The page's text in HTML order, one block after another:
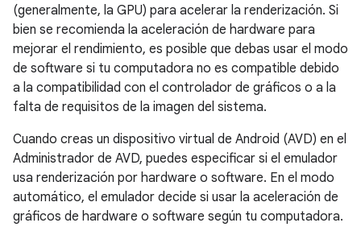
(generalmente, la GPU) para acelerar la renderización. Si
bien se recomienda la aceleración de hardware para
mejorar el rendimiento, es posible que debas usar el modo
de software si tu computadora no es compatible debido
a la compatibilidad con el controlador de gráficos o a la
falta de requisitos de la imagen del sistema.
Cuando creas un dispositivo virtual de Android (AVD) en el
Administrador de AVD, puedes especificar si el emulador
usa renderización por hardware o software. En el modo
automático, el emulador decide si usar la aceleración de
gráficos de hardware o software según tu computadora.